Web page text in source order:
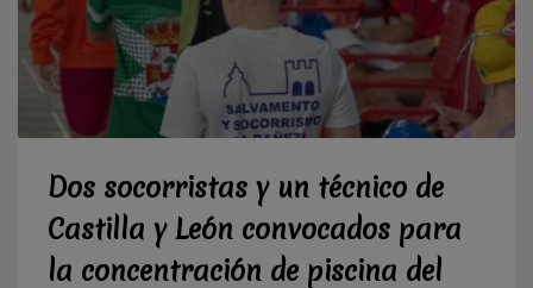
Dos socorristas y un técnico de
Castilla y León convocados para
la concentración de piscina del